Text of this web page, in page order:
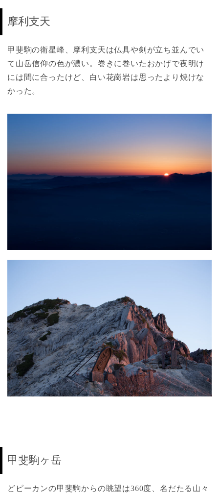
摩利支天
甲斐駒の衛星峰、摩利支天は仏具や剣が立ち並んでい
て山岳信仰の色が濃い。巻きに巻いたおかげで夜明け
には間に合ったけど、白い花崗岩は思ったより焼けな
かった。
甲斐駒ヶ岳
どピーカンの甲斐駒からの眺望は360度、名だたる山々